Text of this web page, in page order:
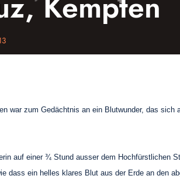
war zum Gedächtnis an ein Blutwunder, das sich
auf einer ¾ Stund ausser dem Hochfürstlichen
ein helles klares Blut aus der Erde an den